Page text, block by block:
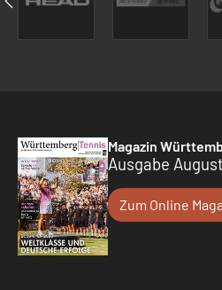
Magazin
Ausgabe
Zum Online